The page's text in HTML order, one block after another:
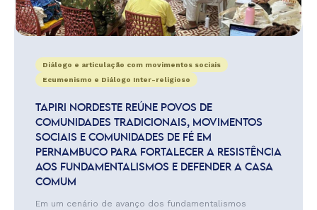
Diálogo e articulação com movimentos sociais
Ecumenismo e Diálogo Inter-religioso
TAPIRI NORDESTE REÚNE POVOS DE
COMUNIDADES TRADICIONAIS, MOVIMENTOS
SOCIAIS E COMUNIDADES DE FÉ EM
PERNAMBUCO PARA FORTALECER A RESISTÊNCIA
AOS FUNDAMENTALISMOS E DEFENDER A CASA
COMUM
Em um cenário de avanço dos fundamentalismos